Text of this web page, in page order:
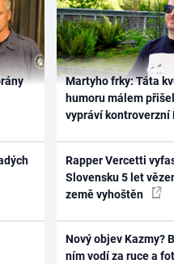
Martyho frky: Táta
humoru málem
vypráví kontroverzní
Rapper Vercetti
Slovensku 5 let
země vyhoštěn
Nový objev Kazmy?
ním vodí za ruce a